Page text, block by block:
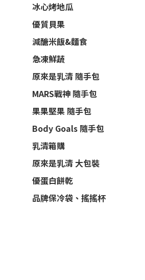
冰心烤地瓜
優質貝果
減醣米飯&麵食
急凍鮮蔬
原來是乳清 隨手包
MARS戰神 隨手包
果果堅果 隨手包
Body Goals 隨手包
乳清箱購
原來是乳清 大包裝
優蛋白餅乾
品牌保冷袋、搖搖杯